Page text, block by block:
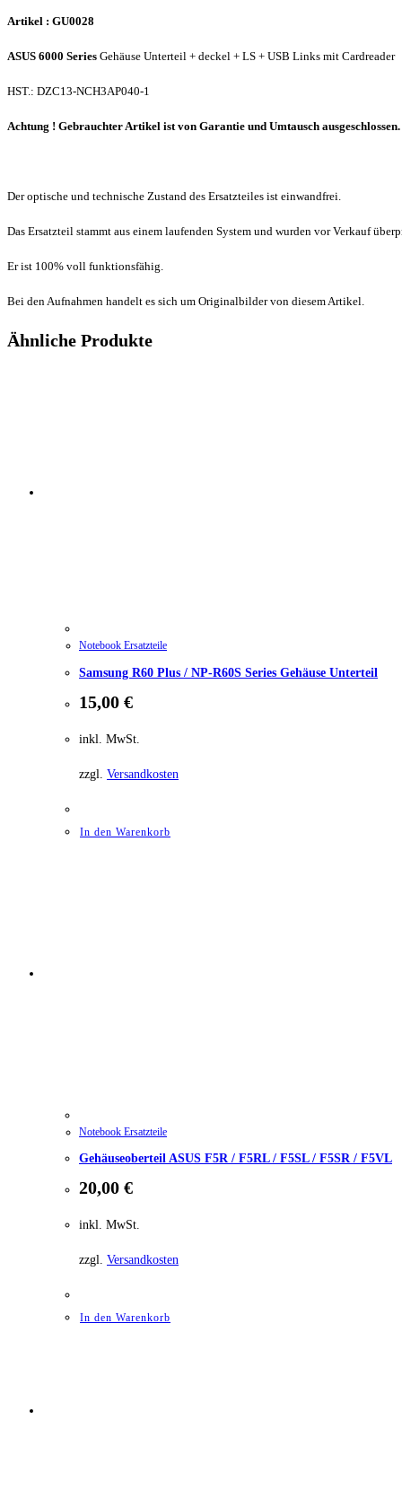
Artikel : GU0028
ASUS 6000 Series Gehäuse Unterteil + deckel + LS + USB Links mit Cardreader
HST.: DZC13-NCH3AP040-1
Achtung ! Gebrauchter Artikel ist von Garantie und Umtausch ausgeschlossen.
Der optische und technische Zustand des Ersatzteiles ist einwandfrei.
Das Ersatzteil stammt aus einem laufenden System und wurden vor Verkauf
Er ist 100% voll funktionsfähig.
Bei den Aufnahmen handelt es sich um Originalbilder von diesem Artikel.
Ähnliche Produkte
Notebook Ersatzteile
Samsung R60 Plus / NP-R60S Series Gehäuse Unterteil
15,00 €
inkl. MwSt.
zzgl. Versandkosten
In den Warenkorb
Notebook Ersatzteile
Gehäuseoberteil ASUS F5R / F5RL / F5SL / F5SR / F5VL
20,00 €
inkl. MwSt.
zzgl. Versandkosten
In den Warenkorb